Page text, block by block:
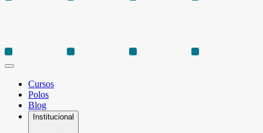
Cursos
Polos
Blog
Institucional